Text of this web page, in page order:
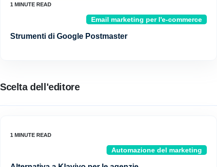
Email marketing per l'e-commerce
Strumenti di Google Postmaster
Scelta dell'editore
Automazione del marketing